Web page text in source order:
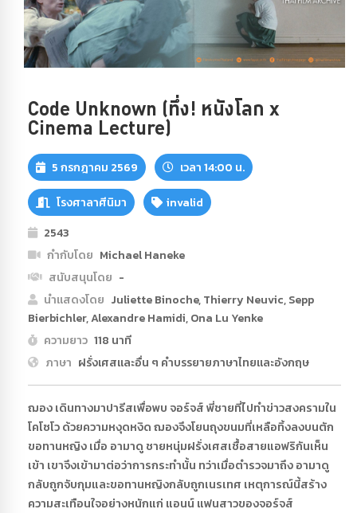
Code Unknown (ทึ่ง! หนังโลก x
Cinema Lecture)
5 กรกฎาคม 2569 เวลา 14:00 น.
โรงศาลาศีนิมา
invalid
2543
กำกับโดย Michael Haneke
สนับสนุนโดย -
นำแสดงโดย Juliette Binoche, Thierry Neuvic, Sepp
Bierbichler, Alexandre Hamidi, Ona Lu Yenke
ความยาว 118 นาที
ภาษา ฝรั่งเศสและอื่น ๆ คำบรรยายภาษาไทยและอังกฤษ
ฌอง เดินทางมาปารีสเพื่อพบ จอร์จส์ พี่ชายที่ไปทำข่าวสงครามใน
โคโซโว ด้วยความหงุดหงิด ฌองจึงโยนถุงขนมที่เหลือทิ้งลงบนตัก
ขอทานหญิง เมื่อ อามาดู ชายหนุ่มฝรั่งเศสเชื้อสายแอฟริกันเห็น
เข้า เขาจึงเข้ามาต่อว่าการกระทำนั้น ทว่าเมื่อตำรวจมาถึง อามาดู
กลับถูกจับกุมและขอทานหญิงกลับถูกเนรเทศ เหตุการณ์นี้สร้าง
ความสะเทือนใจอย่างหนักแก่ แอนน์ แฟนสาวของจอร์จส์